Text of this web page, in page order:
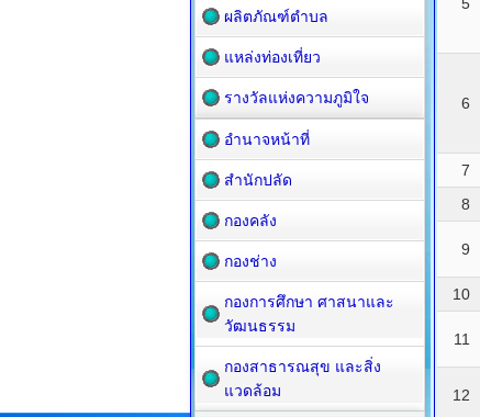
6
7
8
9
10
11
12
ผลิตภัณฑ์ตำบล
แหล่งท่องเที่ยว
รางวัลแห่งความภูมิใจ
อำนาจหน้าที่
สำนักปลัด
กองคลัง
กองช่าง
กองการศึกษา ศาสนาและ
วัฒนธรรม
กองสาธารณสุข และสิ่ง
แวดล้อม